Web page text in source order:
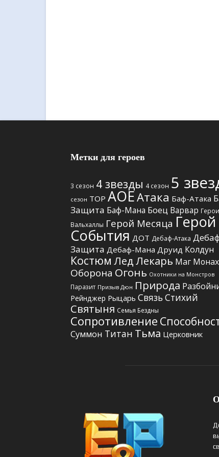
Метки для героев
3 сезон 4 звезды 4 сезон 5
сезон TOP АОЕАтака Баф-Атака
Защита Баф-Мана Боец Варвар Герои
Вальхаллы Герой Месяца Герой
События ДОТ Дебаф-Атака
Защита Дебаф-Мана Друид Колдун
Костюм ЛедЛекарь Маг Монах
Оборона Огонь Охотники на Монстров
Паразит Призыв Дюн Природа
Рейнджер Рыцарь Связь Стихий
Святыня Семья Бездны
Сопротивление
Суммон Титан Тьма Церковник